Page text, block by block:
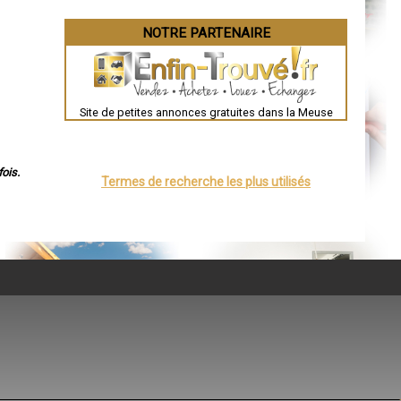
NOTRE PARTENAIRE
Site de petites annonces gratuites dans la Meuse
Termes de recherche les plus utilisés